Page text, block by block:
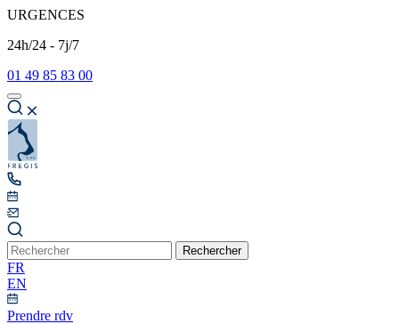
URGENCES
24h/24 - 7j/7
01 49 85 83 00
Rechercher
FR
EN
Prendre rdv